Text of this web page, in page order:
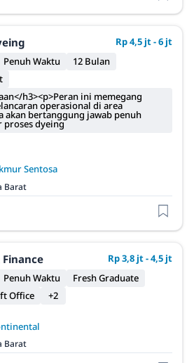
Rp 4,5 jt - 6 jt
Penuh Waktu
12 Bulan
h3><p>Peran ini memegang
operasional di area
akan bertanggung jawab penuh
proses dyeing
Sentosa
Barat
Rp 3,8 jt - 4,5 jt
Penuh Waktu
Fresh Graduate
Office +2
Barat